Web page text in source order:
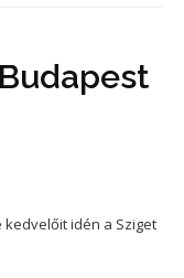
idén a Sziget